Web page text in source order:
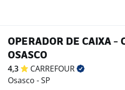
OPERADOR DE CAIXA -
OSASCO
4,3
CARREFOUR
Osasco - SP